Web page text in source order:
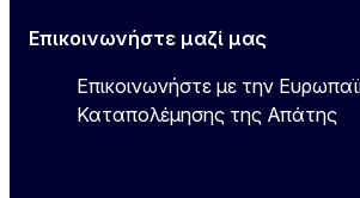
Επικοινωνήστε μαζί μας
Επικοινωνήστε με την
Καταπολέμησης της Απάτης